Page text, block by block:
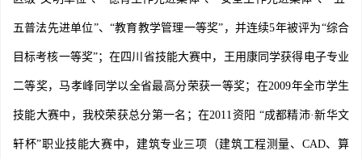
五普法先进单位”、“教育教学管理一等奖”，并连续5年被评为“综合
目标考核一等奖”；在四川省技能大赛中，王用康同学获得电子专业
二等奖，马孝峰同学以全省最高分荣获一等奖；在2009年全市学生
技能大赛中，我校荣获总分第一名；在2011资阳 “成都精沛·新华文
轩杯”职业技能大赛中，建筑专业三项（建筑工程测量、CAD、算